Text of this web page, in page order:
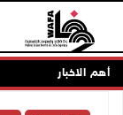
أهم الاخبار